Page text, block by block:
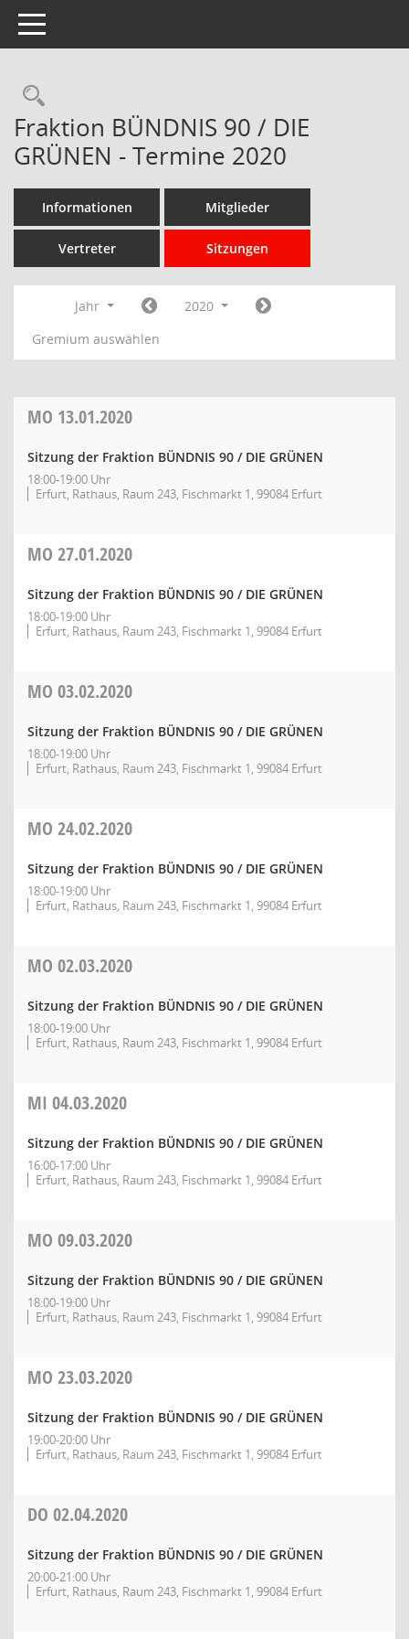
Toggle navigation
Rechercheauswahl
Fraktion BÜNDNIS 90 / DIE
GRÜNEN - Termine 2020
Informationen Mitglieder
Vertreter Sitzungen
Jahr
2020
Gremium auswählen
MO 13.01.2020
Sitzung der Fraktion BÜNDNIS 90 / DIE GRÜNEN
18:00-19:00 Uhr
Erfurt, Rathaus, Raum 243, Fischmarkt 1, 99084 Erfurt
MO 27.01.2020
Sitzung der Fraktion BÜNDNIS 90 / DIE GRÜNEN
18:00-19:00 Uhr
Erfurt, Rathaus, Raum 243, Fischmarkt 1, 99084 Erfurt
MO 03.02.2020
Sitzung der Fraktion BÜNDNIS 90 / DIE GRÜNEN
18:00-19:00 Uhr
Erfurt, Rathaus, Raum 243, Fischmarkt 1, 99084 Erfurt
MO 24.02.2020
Sitzung der Fraktion BÜNDNIS 90 / DIE GRÜNEN
18:00-19:00 Uhr
Erfurt, Rathaus, Raum 243, Fischmarkt 1, 99084 Erfurt
MO 02.03.2020
Sitzung der Fraktion BÜNDNIS 90 / DIE GRÜNEN
18:00-19:00 Uhr
Erfurt, Rathaus, Raum 243, Fischmarkt 1, 99084 Erfurt
MI 04.03.2020
Sitzung der Fraktion BÜNDNIS 90 / DIE GRÜNEN
16:00-17:00 Uhr
Erfurt, Rathaus, Raum 243, Fischmarkt 1, 99084 Erfurt
MO 09.03.2020
Sitzung der Fraktion BÜNDNIS 90 / DIE GRÜNEN
18:00-19:00 Uhr
Erfurt, Rathaus, Raum 243, Fischmarkt 1, 99084 Erfurt
MO 23.03.2020
Sitzung der Fraktion BÜNDNIS 90 / DIE GRÜNEN
19:00-20:00 Uhr
Erfurt, Rathaus, Raum 243, Fischmarkt 1, 99084 Erfurt
DO 02.04.2020
Sitzung der Fraktion BÜNDNIS 90 / DIE GRÜNEN
20:00-21:00 Uhr
Erfurt, Rathaus, Raum 243, Fischmarkt 1, 99084 Erfurt